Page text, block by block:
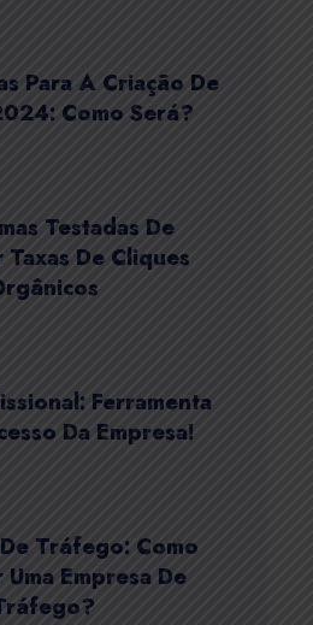
Para A Criação De
Como Será?
Testadas De
De Cliques
Ferramenta
Da Empresa!
Tráfego: Como
Empresa De